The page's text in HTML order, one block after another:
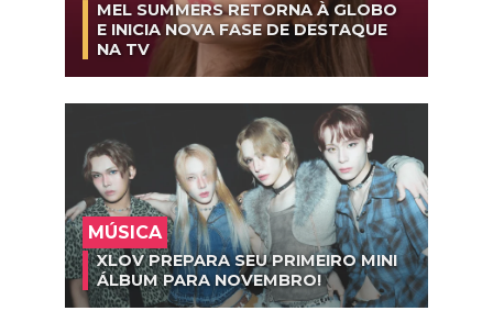
MEL SUMMERS RETORNA À GLOBO
E INICIA NOVA FASE DE DESTAQUE
NA TV
MÚSICA
XLOV PREPARA SEU PRIMEIRO MINI
ÁLBUM PARA NOVEMBRO!